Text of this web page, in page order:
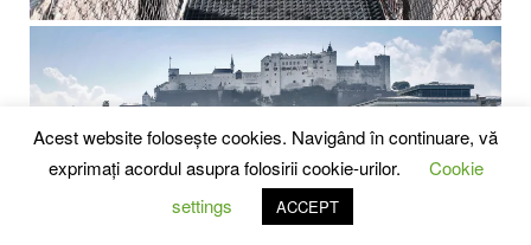
Acest website folosește cookies. Navigând în continuare, vă
exprimați acordul asupra folosirii cookie-urilor.
Cookie
settings
ACCEPT